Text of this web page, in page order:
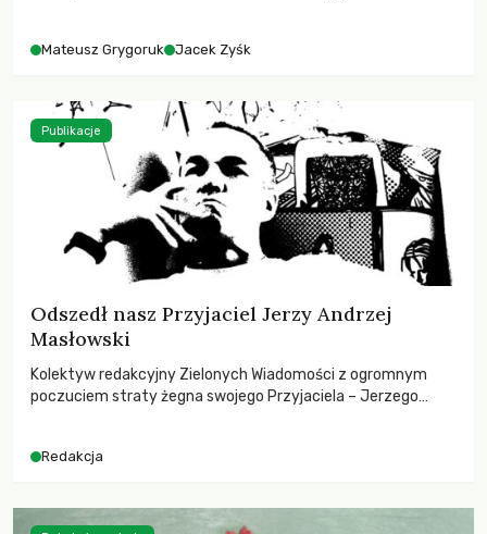
Mateusz Grygoruk Jacek Zyśk
Odszedł nasz Przyjaciel Jerzy Andrzej
Masłowski
Kolektyw redakcyjny Zielonych Wiadomości z ogromnym
poczuciem straty żegna swojego Przyjaciela – Jerzego
Redakcja
Publikacje